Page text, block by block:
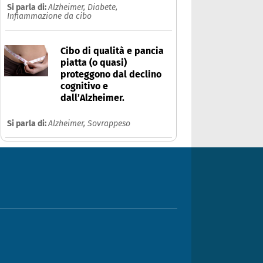
Si parla di:Alzheimer, Diabete,
Infiammazione da cibo
Cibo di qualità e pancia
piatta (o quasi)
proteggono dal declino
cognitivo e
dall’Alzheimer.
Si parla di:Alzheimer, Sovrappeso